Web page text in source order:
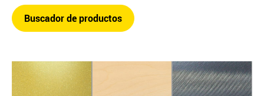
Buscador de productos